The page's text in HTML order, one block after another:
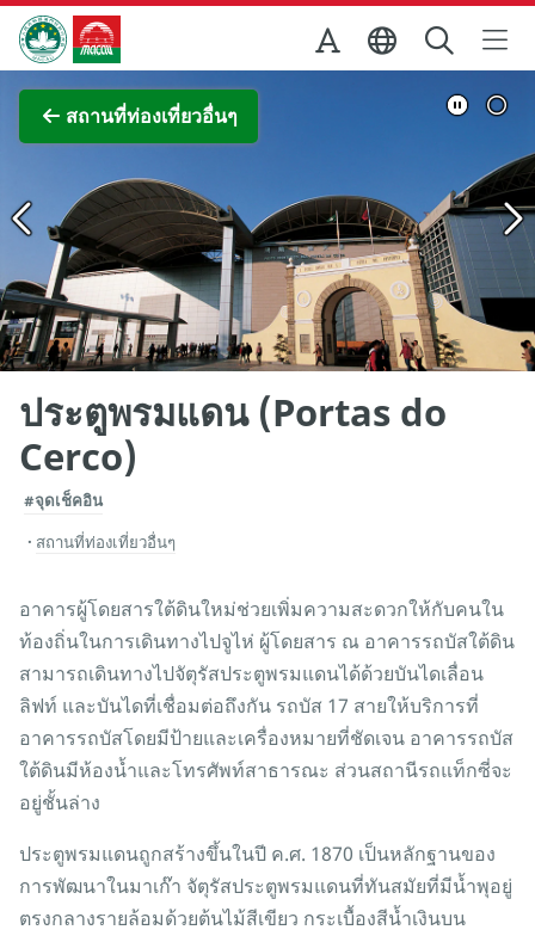
Skip to Main Content
สำนักงานการท่องเที่ยวของรัฐบาลมาเก๊า
สถานที่ท่องเที่ยวอื่นๆ
ประตูพรมแดน (Portas do
Cerco)
#จุดเช็คอิน
สถานที่ท่องเที่ยวอื่นๆ
อาคารผู้โดยสารใต้ดินใหม่ช่วยเพิ่มความสะดวกให้กับคนใน
ท้องถิ่นในการเดินทางไปจูไห่ ผู้โดยสาร ณ อาคารรถบัสใต้ดิน
สามารถเดินทางไปจัตุรัสประตูพรมแดนได้ด้วยบันไดเลื่อน
ลิฟท์ และบันไดที่เชื่อมต่อถึงกัน รถบัส 17 สายให้บริการที่
อาคารรถบัสโดยมีป้ายและเครื่องหมายที่ชัดเจน อาคารรถบัส
ใต้ดินมีห้องน้ำและโทรศัพท์สาธารณะ ส่วนสถานีรถแท็กซี่จะ
อยู่ชั้นล่าง
ประตูพรมแดนถูกสร้างขึ้นในปี ค.ศ. 1870 เป็นหลักฐานของ
การพัฒนาในมาเก๊า จัตุรัสประตูพรมแดนที่ทันสมัยที่มีน้ำพุอยู่
ตรงกลางรายล้อมด้วยต้นไม้สีเขียว กระเบื้องสีน้ำเงินบน